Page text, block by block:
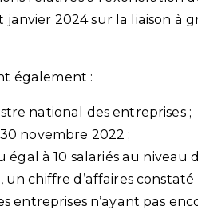
2024 sur la liaison à
également :
national des entreprises ;
novembre 2022 ;
à 10 salariés au niveau
chiffre d’affaires
entreprises n’ayant pas